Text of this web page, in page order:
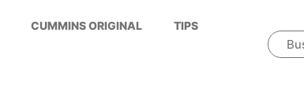
CUMMINS ORIGINAL TIPS